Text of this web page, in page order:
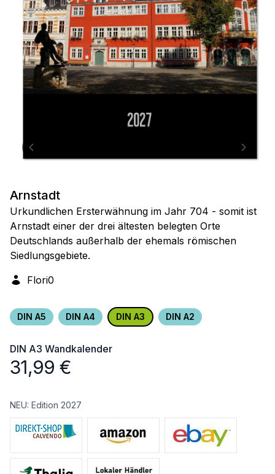
Arnstadt
Urkundlichen Ersterwähnung im Jahr 704 - somit ist
Arnstadt einer der drei ältesten belegten Orte
Deutschlands außerhalb der ehemals römischen
Siedlungsgebiete.
Flori0
DIN A5 DIN A4 DIN A3 DIN A2
DIN A3 Wandkalender
31,99 €
NEU: Edition 2027